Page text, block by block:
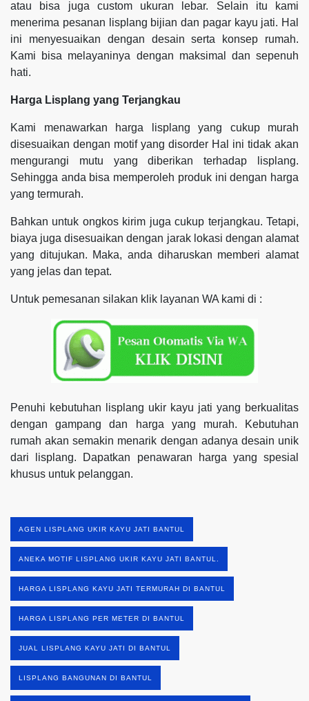
atau bisa juga custom ukuran lebar. Selain itu kami
menerima pesanan lisplang bijian dan pagar kayu jati. Hal
ini menyesuaikan dengan desain serta konsep rumah.
Kami bisa melayaninya dengan maksimal dan sepenuh
hati.
Harga Lisplang yang Terjangkau
Kami menawarkan harga lisplang yang cukup murah
disesuaikan dengan motif yang disorder Hal ini tidak akan
mengurangi mutu yang diberikan terhadap lisplang.
Sehingga anda bisa memperoleh produk ini dengan harga
yang termurah.
Bahkan untuk ongkos kirim juga cukup terjangkau. Tetapi,
biaya juga disesuaikan dengan jarak lokasi dengan alamat
yang ditujukan. Maka, anda diharuskan memberi alamat
yang jelas dan tepat.
Untuk pemesanan silakan klik layanan WA kami di :
Penuhi kebutuhan lisplang ukir kayu jati yang berkualitas
dengan gampang dan harga yang murah. Kebutuhan
rumah akan semakin menarik dengan adanya desain unik
dari lisplang. Dapatkan penawaran harga yang spesial
khusus untuk pelanggan.
AGEN LISPLANG UKIR KAYU JATI BANTUL
ANEKA MOTIF LISPLANG UKIR KAYU JATI BANTUL.
HARGA LISPLANG KAYU JATI TERMURAH DI BANTUL
HARGA LISPLANG PER METER DI BANTUL
JUAL LISPLANG KAYU JATI DI BANTUL
LISPLANG BANGUNAN DI BANTUL